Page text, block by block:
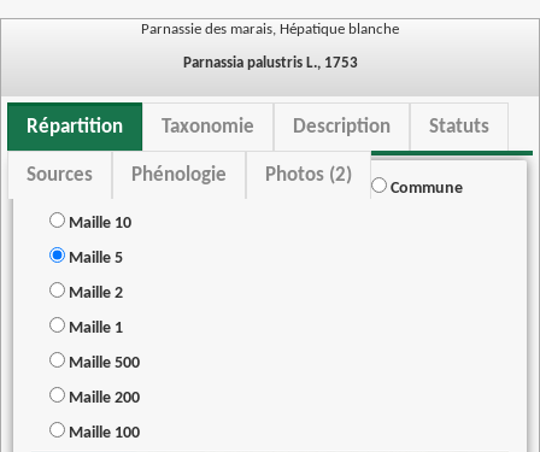
Parnassie des marais, Hépatique blanche
Parnassia palustris L., 1753
Répartition Taxonomie Description Statuts
Sources Phénologie Photos (2)
Commune
Maille 10
Maille 5
Maille 2
Maille 1
Maille 500
Maille 200
Maille 100